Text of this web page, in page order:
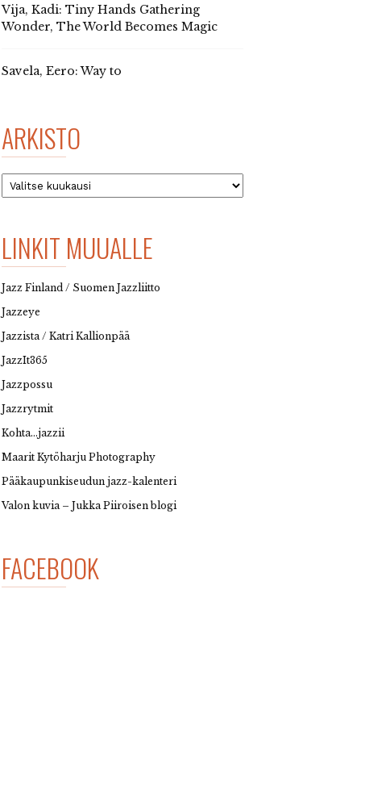
Vija, Kadi: Tiny Hands Gathering
Wonder, The World Becomes Magic
Savela, Eero: Way to
ARKISTO
Arkisto
LINKIT MUUALLE
Jazz Finland / Suomen Jazzliitto
Jazzeye
Jazzista / Katri Kallionpää
JazzIt365
Jazzpossu
Jazzrytmit
Kohta…jazzii
Maarit Kytöharju Photography
Pääkaupunkiseudun jazz-kalenteri
Valon kuvia – Jukka Piiroisen blogi
FACEBOOK